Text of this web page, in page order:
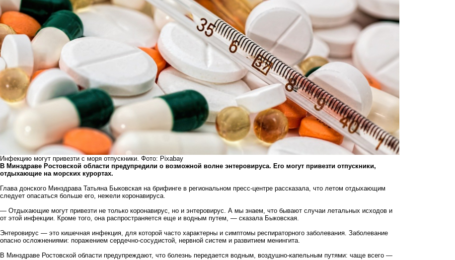
Инфекцию могут привезти с моря отпускники. Фото: Pixabay
В Минздраве Ростовской области предупредили о возможной волне энтеровируса. Его могут привезти отпускники,
отдыхающие на морских курортах.
Глава донского Минздрава Татьяна Быковская на брифинге в региональном пресс-центре рассказала, что летом отдыхающим
следует опасаться больше его, нежели коронавируса.
— Отдыхающие могут привезти не только коронавирус, но и энтеровирус. А мы знаем, что бывают случаи летальных исходов и
от этой инфекции. Кроме того, она распространяется еще и водным путем, — сказала Быковская.
Энтеровирус — это кишечная инфекция, для которой часто характерны и симптомы респираторного заболевания. Заболевание
опасно осложнениями: поражением сердечно-сосудистой, нервной систем и развитием менингита.
В Минздраве Ростовской области предупреждают, что болезнь передается водным, воздушно-капельным путями: чаще всего —